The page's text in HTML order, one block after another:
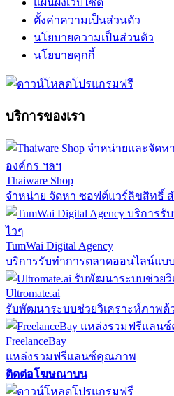
แผนผังเว็บไซต์
ตั้งค่าความเป็นส่วนตัว
นโยบายความเป็นส่วนตัว
นโยบายคุกกี้
บริการของเรา
Thaiware Shop
จำหน่าย จัดหา ซอฟต์แวร์ลิขสิทธิ์
TumWai Digital Agency
บริการรับทำการตลาดออนไลน์แบ
Ultromate.ai
รับพัฒนาระบบช่วยวิเคราะห์ภาพด้
FreelanceBay
แหล่งรวมฟรีแลนซ์คุณภาพ
ติดต่อโฆษณาบน